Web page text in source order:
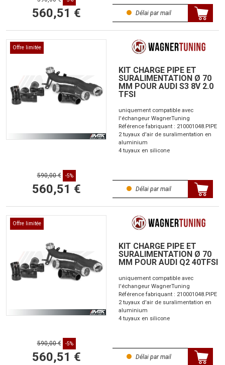
560,51 € Délai par mail
Offre limitée
KIT CHARGE PIPE ET
SURALIMENTATION Ø 70
MM POUR AUDI S3 8V 2.0
TFSI
uniquement compatible avec
l'échangeur WagnerTuning
Référence fabriquant : 210001048.PIPE
2 tuyaux d'air de suralimentation en
aluminium
4 tuyaux en silicone
590,00 € -5%
560,51 € Délai par mail
Offre limitée
KIT CHARGE PIPE ET
SURALIMENTATION Ø 70
MM POUR AUDI Q2 40TFSI
uniquement compatible avec
l'échangeur WagnerTuning
Référence fabriquant : 210001048.PIPE
2 tuyaux d'air de suralimentation en
aluminium
4 tuyaux en silicone
590,00 € -5%
560,51 € Délai par mail